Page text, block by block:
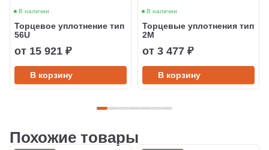
В наличии
Торцевое уплотнение тип
56U
от 15 921 ₽
В корзину
В наличии
Торцевые уплотнения тип
2M
от 3 477 ₽
В корзину
Похожие товары